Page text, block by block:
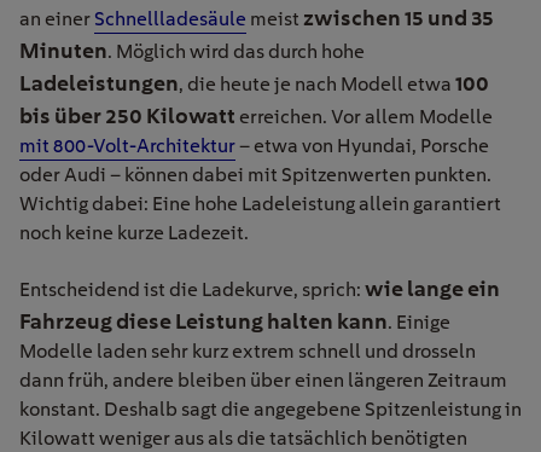
an einer Schnellladesäule meist zwischen 15 und 35
Minuten. Möglich wird das durch hohe
Ladeleistungen, die heute je nach Modell etwa 100
bis über 250 Kilowatt erreichen. Vor allem Modelle
mit 800-Volt-Architektur– etwa von Hyundai, Porsche
oder Audi – können dabei mit Spitzenwerten punkten.
Wichtig dabei: Eine hohe Ladeleistung allein garantiert
noch keine kurze Ladezeit.
Entscheidend ist die Ladekurve, sprich: wie lange ein
Fahrzeug diese Leistung halten kann. Einige
Modelle laden sehr kurz extrem schnell und drosseln
dann früh, andere bleiben über einen längeren Zeitraum
konstant. Deshalb sagt die angegebene Spitzenleistung in
Kilowatt weniger aus als die tatsächlich benötigten